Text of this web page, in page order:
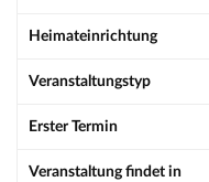
Heimateinrichtung
Veranstaltungstyp
Erster Termin
Veranstaltung findet in